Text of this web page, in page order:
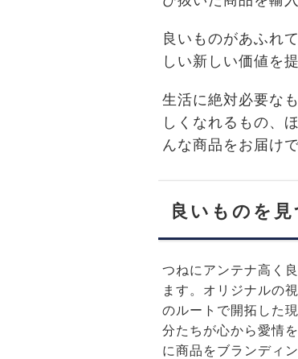
良いものがあふれ
しい新しい価値を
生活に絶対必要な
しくなれるもの、
んな商品をお届け
良いものを
つねにアンテナ高く
ます。オリジナルの
のルートで開拓した
分たちが心から愛情
に商品をブランディ